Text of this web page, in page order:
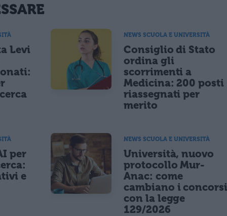
Levi
NEWS SCUOLA E UNIVERSITÀ
Consiglio di Stato
ordina gli
scorrimenti a
Medicina: 200 posti
riassegnati per
merito
per
e
NEWS SCUOLA E UNIVERSITÀ
Università, nuovo
protocollo Mur-
Anac: come
cambiano i
con la legge
129/2026